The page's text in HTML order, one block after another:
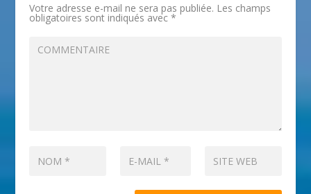
Votre adresse e-mail ne sera pas publiée. Les champs
obligatoires sont indiqués avec*